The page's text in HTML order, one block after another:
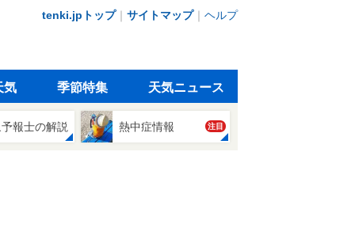
tenki.jpトップ｜ サイトマップ｜ ヘルプ
気 季節特集 天気ニュース
報士の解説 熱中症情報 注目